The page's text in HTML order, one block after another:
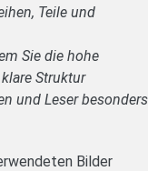
Teile und
Sie die hohe
Struktur
und Leser besonders
Bilder